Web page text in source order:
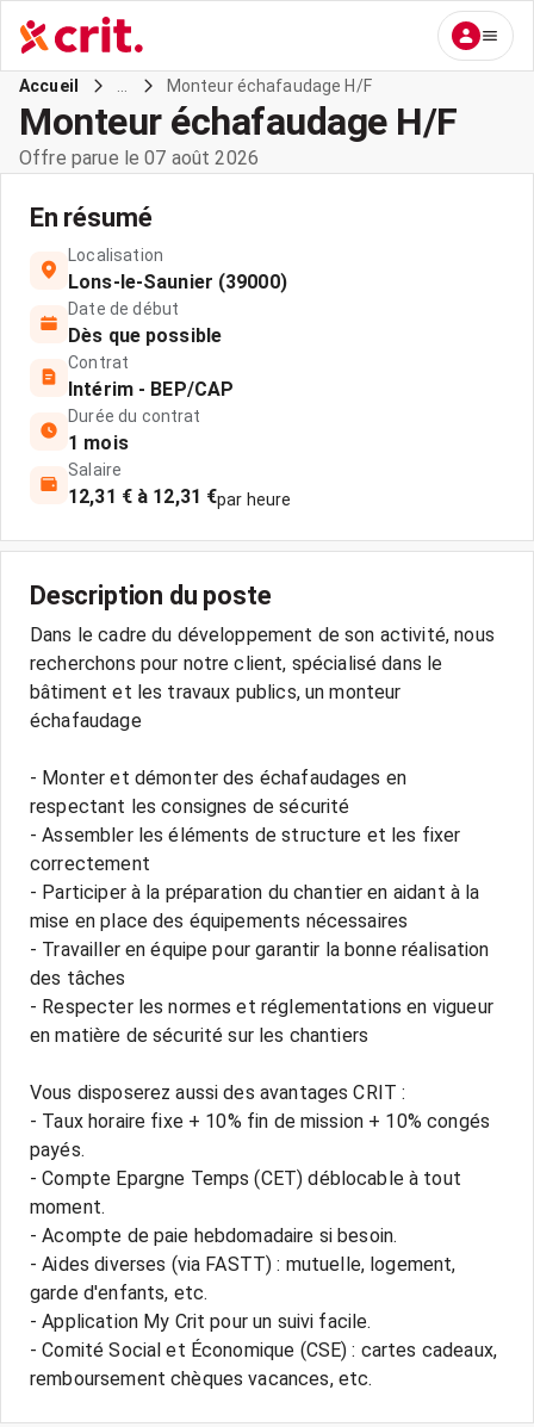
Accueil Monteur échafaudage H/F
Monteur échafaudage H/F
Offre parue le 07 août 2026
En résumé
Localisation
Lons-le-Saunier (39000)
Date de début
Dès que possible
Contrat
Intérim - BEP/CAP
Durée du contrat
1 mois
Salaire
12,31 € à 12,31 €par heure
Description du poste
Dans le cadre du développement de son activité, nous
recherchons pour notre client, spécialisé dans le
bâtiment et les travaux publics, un monteur
échafaudage
- Monter et démonter des échafaudages en
respectant les consignes de sécurité
- Assembler les éléments de structure et les fixer
correctement
- Participer à la préparation du chantier en aidant à la
mise en place des équipements nécessaires
- Travailler en équipe pour garantir la bonne réalisation
des tâches
- Respecter les normes et réglementations en vigueur
en matière de sécurité sur les chantiers
Vous disposerez aussi des avantages CRIT :
- Taux horaire fixe + 10% fin de mission + 10% congés
payés.
- Compte Epargne Temps (CET) déblocable à tout
moment.
- Acompte de paie hebdomadaire si besoin.
- Aides diverses (via FASTT) : mutuelle, logement,
garde d'enfants, etc.
- Application My Crit pour un suivi facile.
- Comité Social et Économique (CSE) : cartes cadeaux,